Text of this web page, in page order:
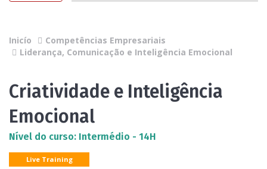
Inicío
Competências Empresariais
Liderança, Comunicação e Inteligência Emocional
Criatividade e Inteligência
Emocional
Nível do curso: Intermédio - 14H
Live Training